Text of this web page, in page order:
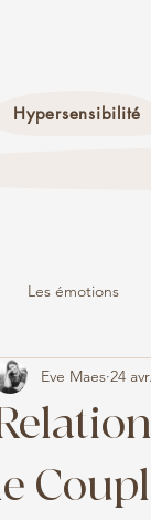
Hypersensibilité
Les émotions
Eve Maes 24